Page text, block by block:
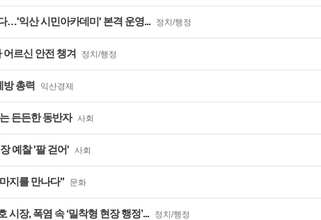
…'익산 시민아카데미' 본격 운영... 정치/행정
어르신 안전 챙겨 정치/행정
방 총력 익산경제
든든한 동반자 사회
예찰 '팔 걷어' 사회
지를 만나다" 문화
시장, 폭염 속 ‘밀착형 현장 행정’... 정치/행정